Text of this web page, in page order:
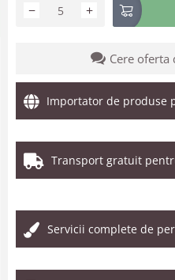
+
−
Cere oferta
Importator de produse
Transport gratuit
Servicii complete de